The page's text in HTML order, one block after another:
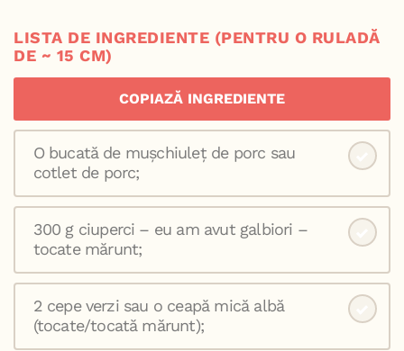
LISTA DE INGREDIENTE (PENTRU O RULADĂ
DE ~ 15 CM)
COPIAZĂ INGREDIENTE
O bucată de mușchiuleț de porc sau
cotlet de porc;
300 g ciuperci – eu am avut galbiori –
tocate mărunt;
2 cepe verzi sau o ceapă mică albă
(tocate/tocată mărunt);